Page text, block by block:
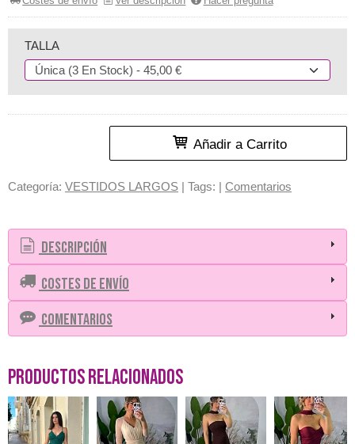
TALLA
Añadir a Carrito
Categoría: VESTIDOS LARGOS | Tags: | Comentarios
Descripción
Costes de Envío
Comentarios
Productos Relacionados